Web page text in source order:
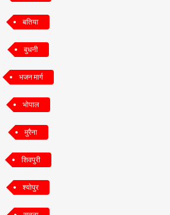
बतिया
बुधनी
भजन मार्ग
भोपाल
मुरैना
शिवपुरी
श्योपुर